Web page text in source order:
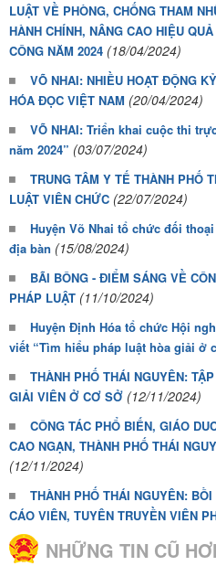
LUẬT VỀ PHÒNG, CHỐNG THAM
HÀNH CHÍNH, NÂNG CAO HIỆU
CÔNG NĂM 2024 (18/04/2024)
VÕ NHAI: NHIỀU HOẠT ĐỘNG
HÓA ĐỌC VIỆT NAM (20/04/2024)
VÕ NHAI: Triển khai cuộc thi
năm 2024” (03/07/2024)
TRUNG TÂM Y TẾ THÀNH PHỐ
LUẬT VIÊN CHỨC (22/07/2024)
Huyện Võ Nhai tổ chức đối
địa bàn (15/08/2024)
BÃI BÔNG - ĐIỂM SÁNG VỀ
PHÁP LUẬT (11/10/2024)
Huyện Định Hóa tổ chức Hội
viết “Tìm hiểu pháp luật hòa giải ở
THÀNH PHỐ THÁI NGUYÊN:
GIẢI VIÊN Ở CƠ SỞ (12/11/2024)
CÔNG TÁC PHỔ BIẾN, GIÁO
CAO NGẠN, THÀNH PHỐ THÁI
(12/11/2024)
THÀNH PHỐ THÁI NGUYÊN:
CÁO VIÊN, TUYÊN TRUYỀN VIÊN
NHỮNG TIN CŨ